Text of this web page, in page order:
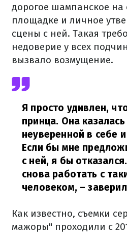
дорогое шампанское на
площадке и личное
сцены с ней. Такая
недоверие у всех
вызвало возмущение.
Я просто удивлен,
принца. Она
неуверенной в себе
Если бы мне
с ней, я бы
снова работать с
человеком, –
Как известно, съемки
мажоры" проходили с